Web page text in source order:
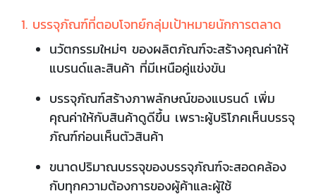
1. บรรจุภัณฑ์ที่ตอบโจทย์กลุ่มเป้าหมายนักการตลาด
นวัตกรรมใหม่ๆ ของผลิตภัณฑ์จะสร้างคุณค่าให้
แบรนด์และสินค้า ที่มีเหนือคู่แข่งขัน
บรรจุภัณฑ์สร้างภาพลักษณ์ของแบรนด์ เพิ่ม
คุณค่าให้กับสินค้าดูดีขึ้น เพราะผู้บริโภคเห็นบรรจุ
ภัณฑ์ก่อนเห็นตัวสินค้า
ขนาดปริมาณบรรจุของบรรจุภัณฑ์จะสอดคล้อง
กับทุกความต้องการของผู้ค้าและผู้ใช้